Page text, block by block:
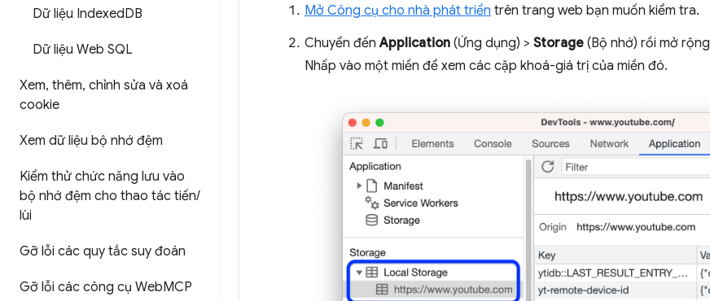
Dữ liệu IndexedDB
Dữ liệu Web SQL
Xem, thêm, chỉnh sửa và xoá
cookie
Xem dữ liệu bộ nhớ đệm
Kiểm thử chức năng lưu vào
bộ nhớ đệm cho thao tác tiến/
lùi
Gỡ lỗi các quy tắc suy đoán
Gỡ lỗi các công cụ WebMCP
Mở Công cụ cho nhà phát triển trên trang web bạn muốn kiểm tra.
Chuyển đếnApplication (Ứng dụng) > Storage (Bộ nhớ) rồi mở rộng
Nhấp vào một miền để xem các cặp khoá-giá trị của miền đó.